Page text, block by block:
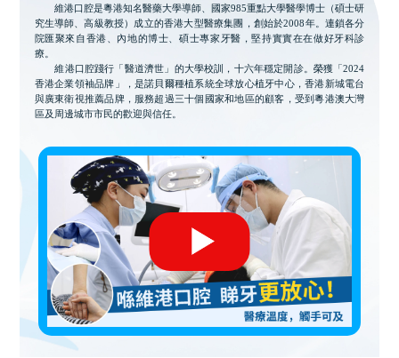
維港口腔是粵港知名醫藥大學導師、國家985重點大學醫學博士（碩士研
究生導師、高級教授）成立的香港大型醫療集團，創始於2008年。連鎖各分
院匯聚來自香港、內地的博士、碩士專家牙醫，堅持實實在在做好牙科診
療。
維港口腔踐行「醫道濟世」的大學校訓，十六年穩定開診。榮獲「2024
香港企業領袖品牌」，是諾貝爾種植系統全球放心植牙中心，香港新城電台
與廣東衛視推薦品牌，服務超過三十個國家和地區的顧客，受到粵港澳大灣
區及周邊城市市民的歡迎與信任。